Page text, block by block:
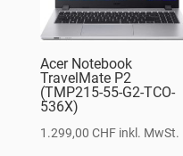
Acer Notebook
TravelMate P2
(TMP215-55-G2-TCO-
536X)
1.299,00 CHF inkl. MwSt.